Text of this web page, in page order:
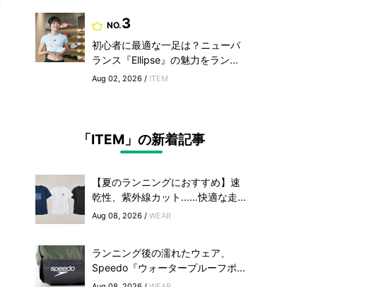
NO.3
初心者に最適な一足は？ニューバ
ランス『Ellipse』の魅力をラン...
Aug 02, 2026 / ITEM
「ITEM」の新着記事
【夏のランニングにおすすめ】速
乾性、紫外線カット……快適な走...
Aug 08, 2026 / WEAR
ランニング後の濡れたウェア、
Speedo『ウォータープルーフポ...